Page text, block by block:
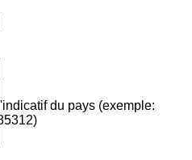
du pays (exemple: